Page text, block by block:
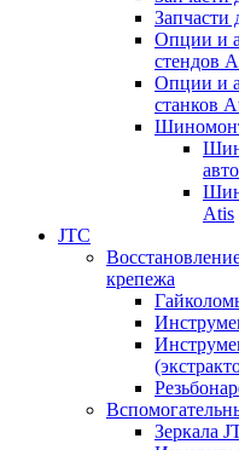
Опции и
стендов
Опции и
станков
Atis
JTC
крепежа
Зеркала